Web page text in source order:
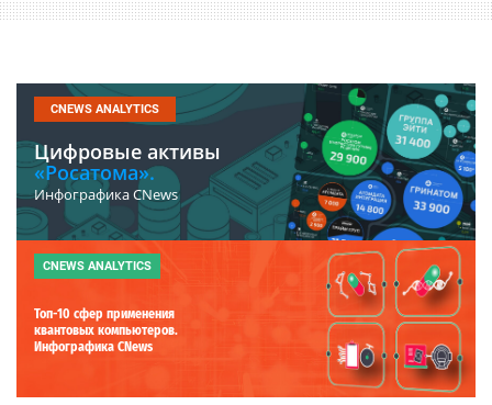
CNEWS ANALYTICS
Цифровые активы
«Росатома».
Инфографика CNews
CNEWS ANALYTICS
Топ-10 сфер применения
квантовых компьютеров.
Инфографика CNews